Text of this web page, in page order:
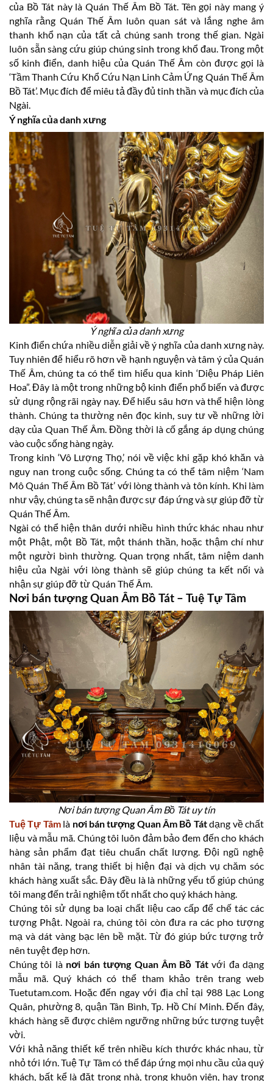
của Bồ Tát này là Quán Thế Âm Bồ Tát. Tên gọi này mang ý
nghĩa rằng Quán Thế Âm luôn quan sát và lắng nghe âm
thanh khổ nạn của tất cả chúng sanh trong thế gian. Ngài
luôn sẵn sàng cứu giúp chúng sinh trong khổ đau. Trong một
số kinh điển, danh hiệu của Quán Thế Âm còn được gọi là
‘Tầm Thanh Cứu Khổ Cứu Nạn Linh Cảm Ứng Quán Thế Âm
Bồ Tát’. Mục đích để miêu tả đầy đủ tinh thần và mục đích của
Ngài.
Ý nghĩa của danh xưng
Ý nghĩa của danh xưng
Kinh điển chứa nhiều diễn giải về ý nghĩa của danh xưng này.
Tuy nhiên để hiểu rõ hơn về hạnh nguyện và tâm ý của Quán
Thế Âm, chúng ta có thể tìm hiểu qua kinh ‘Diệu Pháp Liên
Hoa”. Đây là một trong những bộ kinh điển phổ biến và được
sử dụng rộng rãi ngày nay. Để hiểu sâu hơn và thể hiện lòng
thành. Chúng ta thường nên đọc kinh, suy tư về những lời
dạy của Quan Thế Âm. Đồng thời là cố gắng áp dụng chúng
vào cuộc sống hàng ngày.
Trong kinh ‘Vô Lượng Thọ,’ nói về việc khi gặp khó khăn và
nguy nan trong cuộc sống. Chúng ta có thể tâm niệm ‘Nam
Mô Quán Thế Âm Bồ Tát’ với lòng thành và tôn kính. Khi làm
như vậy, chúng ta sẽ nhận được sự đáp ứng và sự giúp đỡ từ
Quán Thế Âm.
Ngài có thể hiện thân dưới nhiều hình thức khác nhau như
một Phật, một Bồ Tát, một thánh thần, hoặc thậm chí như
một người bình thường. Quan trọng nhất, tâm niệm danh
hiệu của Ngài với lòng thành sẽ giúp chúng ta kết nối và
nhận sự giúp đỡ từ Quán Thế Âm.
Nơi bán tượng Quan Âm Bồ Tát – Tuệ Tự Tâm
Nơi bán tượng Quan Âm Bồ Tát uy tín
Tuệ Tự Tâmlà nơi bán tượng Quan Âm Bồ Tátdạng về chất
liệu và mẫu mã. Chúng tôi luôn đảm bảo đem đến cho khách
hàng sản phẩm đạt tiêu chuẩn chất lượng. Đội ngũ nghệ
nhân tài năng, trang thiết bị hiện đại và dịch vụ chăm sóc
khách hàng xuất sắc. Đây đều là là những yếu tố giúp chúng
tôi mang đến trải nghiệm tốt nhất cho quý khách hàng.
Chúng tôi sử dụng ba loại chất liệu cao cấp để chế tác các
tượng Phật. Ngoài ra, chúng tôi còn đưa ra các pho tượng
mạ và dát vàng bạc lên bề mặt. Từ đó giúp bức tượng trở
nên tuyệt đẹp hơn.
Chúng tôi là nơi bán tượng Quan Âm Bồ Tátvới đa dạng
mẫu mã. Quý khách có thể tham khảo trên trang web
Tuetutam.com. Hoặc đến ngay với địa chỉ tại 988 Lạc Long
Quân, phường 8, quận Tân Bình, Tp. Hồ Chí Minh. Đến đây,
khách hàng sẽ được chiêm ngưỡng những bức tượng tuyệt
vời.
Với khả năng thiết kế trên nhiều kích thước khác nhau, từ
nhỏ tới lớn. Tuệ Tự Tâm có thể đáp ứng mọi nhu cầu của quý
khách, bất kể là đặt trong nhà, trong khuôn viên, hay trong